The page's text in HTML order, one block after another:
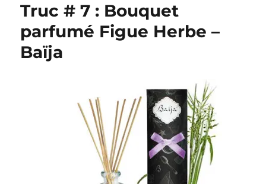
Truc # 7 : Bouquet
parfumé Figue Herbe –
Baïja